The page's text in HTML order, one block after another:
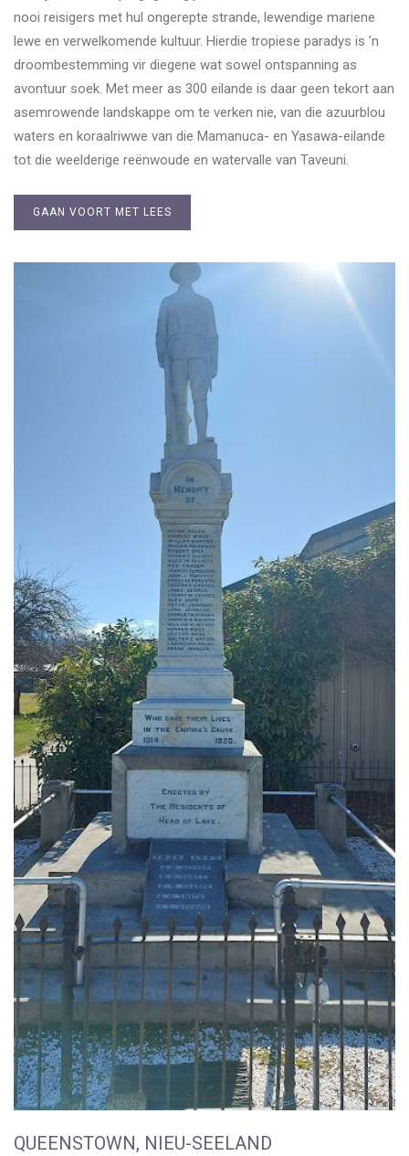
nooi reisigers met hul ongerepte strande, lewendige mariene
lewe en verwelkomende kultuur. Hierdie tropiese paradys is ’n
droombestemming vir diegene wat sowel ontspanning as
avontuur soek. Met meer as 300 eilande is daar geen tekort aan
asemrowende landskappe om te verken nie, van die azuurblou
waters en koraalriwwe van die Mamanuca- en Yasawa-eilande
tot die weelderige reënwoude en watervalle van Taveuni.
GAAN VOORT MET LEES
QUEENSTOWN, NIEU-SEELAND